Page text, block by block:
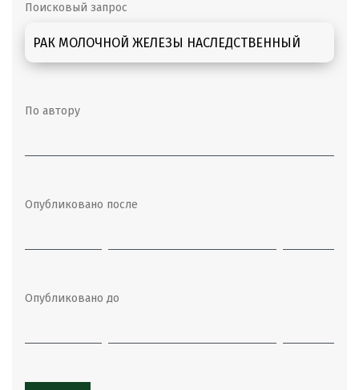
Поисковый запрос
По автору
Опубликовано после
Опубликовано до